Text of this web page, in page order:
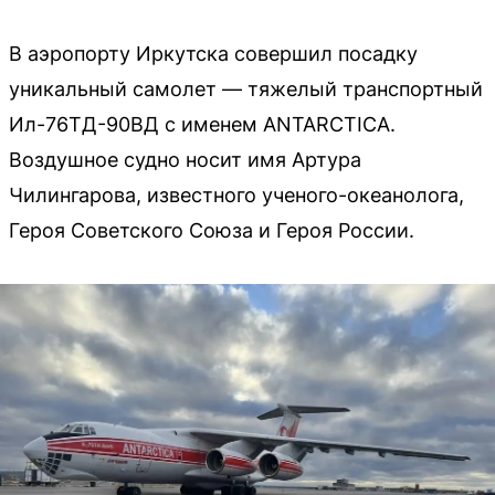
В аэропорту Иркутска совершил посадку
уникальный самолет — тяжелый транспортный
Ил-76ТД-90ВД с именем ANTARCTICA.
Воздушное судно носит имя Артура
Чилингарова, известного ученого-океанолога,
Героя Советского Союза и Героя России.